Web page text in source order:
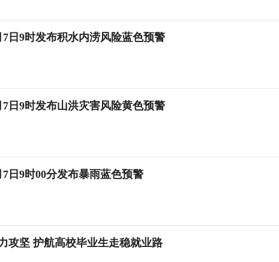
7日9时发布积水内涝风险蓝色预警
7日9时发布山洪灾害风险黄色预警
7日9时00分发布暴雨蓝色预警
攻坚 护航高校毕业生走稳就业路